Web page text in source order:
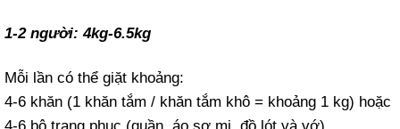
1-2 người: 4kg-6.5kg
Mỗi lần có thể giặt khoảng:
4-6 khăn (1 khăn tắm / khăn tắm khô = khoảng 1 kg) hoặc
4-6 bộ trang phục (quần, áo sơ mi, đồ lót và vớ)